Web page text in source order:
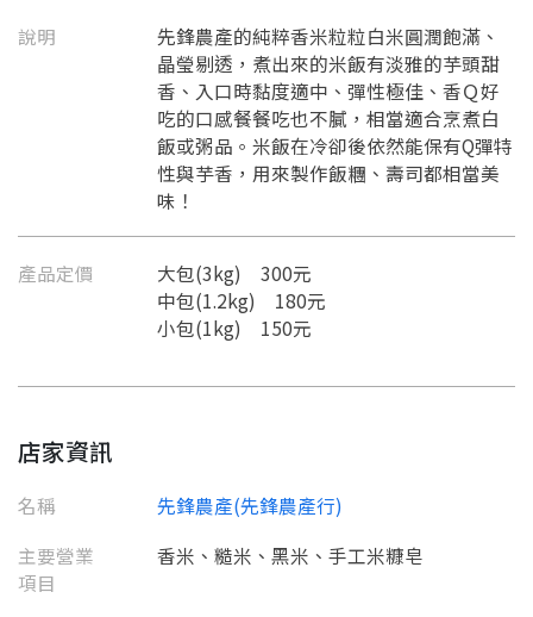
說明
先鋒農產的純粹香米粒粒白米圓潤飽滿、
晶瑩剔透，煮出來的米飯有淡雅的芋頭甜
香、入口時黏度適中、彈性極佳、香Ｑ好
吃的口感餐餐吃也不膩，相當適合烹煮白
飯或粥品。米飯在冷卻後依然能保有Q彈特
性與芋香，用來製作飯糰、壽司都相當美
味！
產品定價
大包(3kg) 300元
中包(1.2kg) 180元
小包(1kg) 150元
店家資訊
名稱
先鋒農產(先鋒農產行)
主要營業
項目
香米、糙米、黑米、手工米糠皂